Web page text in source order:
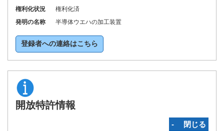
権利化状況
権利化済
発明の名称
半導体ウエハの加工装置
登録者への連絡はこちら
開放特許情報
‐ 閉じる